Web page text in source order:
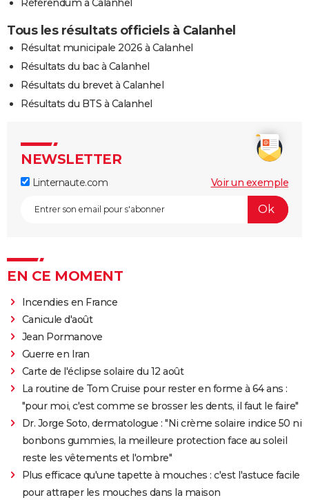
Référendum à Calanhel
Tous les résultats officiels à Calanhel
Résultat municipale 2026 à Calanhel
Résultats du bac à Calanhel
Résultats du brevet à Calanhel
Résultats du BTS à Calanhel
NEWSLETTER
Linternaute.com Voir un exemple
EN CE MOMENT
Incendies en France
Canicule d'août
Jean Pormanove
Guerre en Iran
Carte de l'éclipse solaire du 12 août
La routine de Tom Cruise pour rester en forme à 64 ans :
"pour moi, c'est comme se brosser les dents, il faut le faire"
Dr. Jorge Soto, dermatologue : "Ni crème solaire indice 50 ni
bonbons gummies, la meilleure protection face au soleil
reste les vêtements et l'ombre"
Plus efficace qu'une tapette à mouches : c'est l'astuce facile
pour attraper les mouches dans la maison